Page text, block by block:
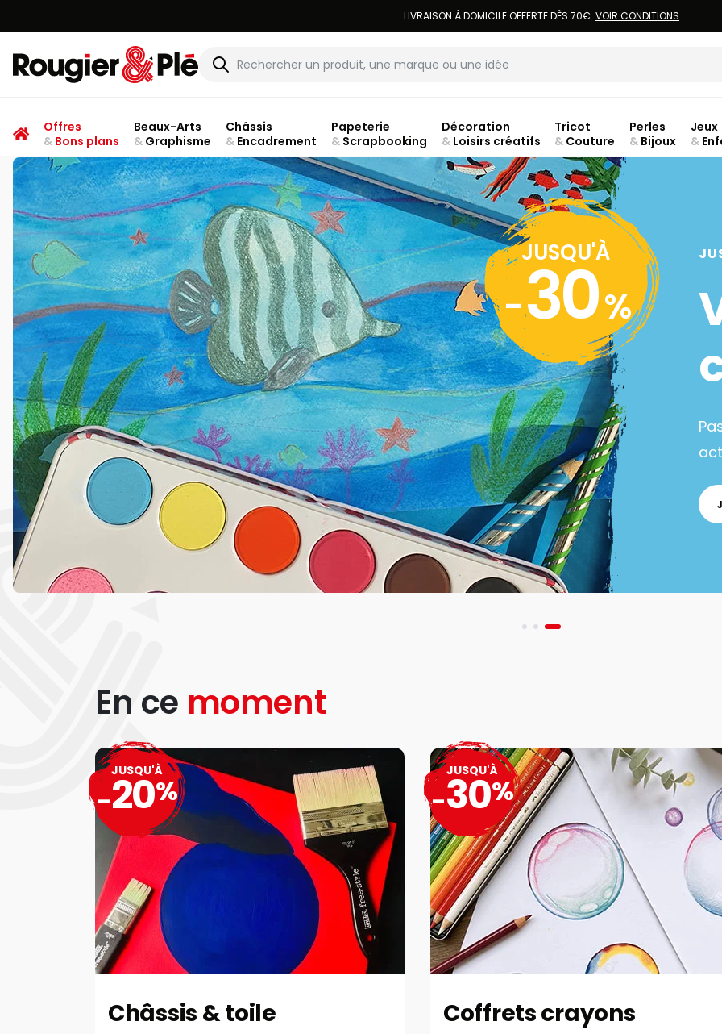
LIVRAISON À DOMICILE OFFERTE DÈS 70€. VOIR CONDITIONS
Rougier & Plé
Offres
&Bons plans
Beaux-Arts
&Graphisme
Châssis
&Encadrement
Papeterie
&Scrapbooking
Décoration
&Loisirs créatifs
Tricot
& Couture
Perles
& Bijoux
Jeux
&
JUSQU'À
-30%
En ce moment
Châssis & toile
JUSQU'À
-20%
Coffrets crayons
JUSQU'À
-30%